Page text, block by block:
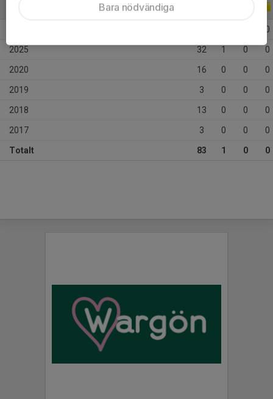
ALLA ÅR
0
2025 32 1 0 0
2020 16 0 0 0
2019 3 0 0 0
2018 13 0 0 0
2017 3 0 0 0
Totalt 83 1 0 0
Bara nödvändiga